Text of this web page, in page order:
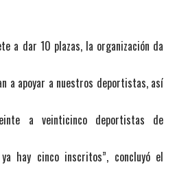
a dar 10 plazas, la organización da
a apoyar a nuestros deportistas, así
a veinticinco deportistas de
hay cinco inscritos”, concluyó el